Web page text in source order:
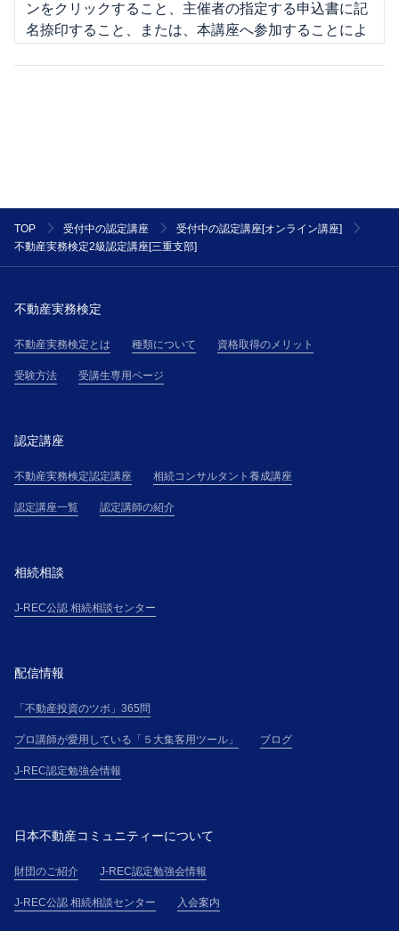
ンをクリックすること、主催者の指定する申込書に記
名捺印すること、または、本講座へ参加することによ
講者の契約に適用します。但し、当該変更規定又は細
則が通知された後に、受講者が主催者の講座に参加し
た場合には、受講者は当該内容に同意したものとみな
成するものとして、受講者に適用されます。
受講者は、第３条で定める受講料金を対価として、主
催者が提供する本講座を受講できるものとします。
に承諾通知記載の方法により、本サイト上その他で主
いう）に基づき算定される受講料金を支払うものとし
ます。
第４条(本講座の申し込み)
う）は、本サイト上に掲載する手続、または主催者の
申込」という)を行ない、氏名・住所・電話番号その他
して提供するものとします。
「所属団体」という）を通じて申し込む場合（以下、
「団体申込」という）、所属団体と各受講者は、連帯
第５条(本講座受講申込の承諾)
査基準に基づく受講申込の審査の結果、受講申込を承
諾しない場合には、受講希望者に対して、本講座の受
講を承諾しない旨を通知するものとします。
２．主催者と受講者間の本講座の提供に係る契約（以
TOP 受付中の認定講座
受付中の認定講座[オンライン講座]
不動産実務検定2級認定講座[三重支部]
不動産実務検定
不動産実務検定とは 種類について 資格取得のメリット
受験方法 受講生専用ページ
認定講座
不動産実務検定認定講座 相続コンサルタント養成講座
認定講座一覧 認定講師の紹介
相続相談
J-REC公認 相続相談センター
配信情報
「不動産投資のツボ」365問
プロ講師が愛用している「５大集客用ツール」 ブログ
J-REC認定勉強会情報
日本不動産コミュニティーについて
財団のご紹介 J-REC認定勉強会情報
J-REC公認 相続相談センター 入会案内